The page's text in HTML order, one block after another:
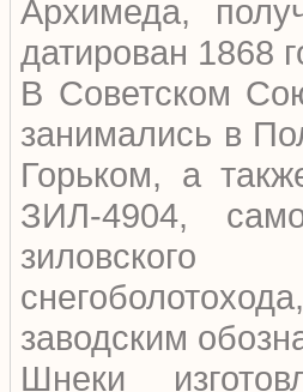
Архимеда,
датирован 1868
В Советском
занимались в
Горьком, а
ЗИЛ-4904,
заводским
Шнеки